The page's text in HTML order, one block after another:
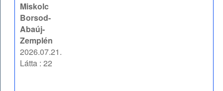
Miskolc
Borsod-
Abaúj-
Zemplén
2026.07.21.
Látta : 22